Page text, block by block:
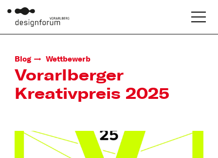
Blog Wettbewerb
Vorarlberger
Kreativpreis 2025